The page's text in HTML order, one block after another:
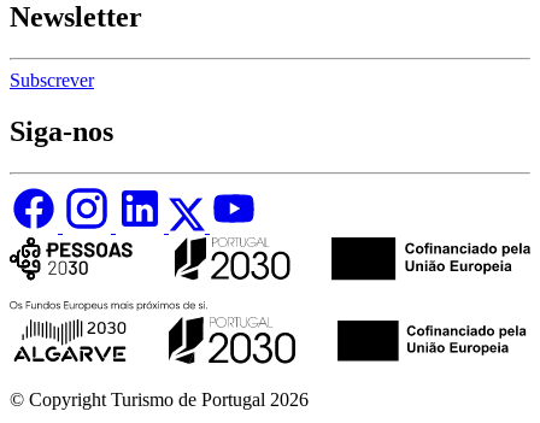
Newsletter
Subscrever
Siga-nos
© Copyright Turismo de Portugal 2026